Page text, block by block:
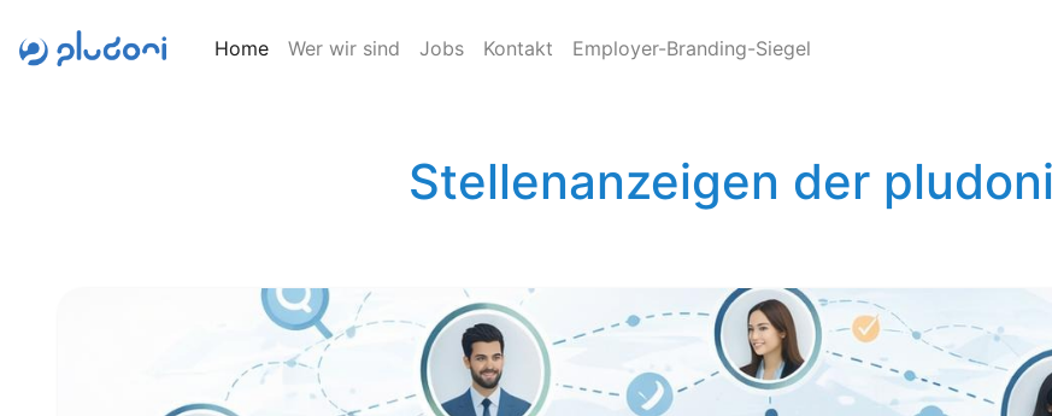
Home Wer wir sind Jobs Kontakt Employer-Branding-Siegel
Stellenanzeigen der